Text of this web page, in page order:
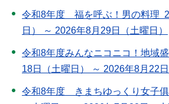
令和8年度 福を呼ぶ！男の料理
日） ～ 2026年8月29日（土曜日）
令和8年度みんなニコニコ！地域
18日（土曜日） ～ 2026年8月22日
令和8年度 きまちゆっくり女子